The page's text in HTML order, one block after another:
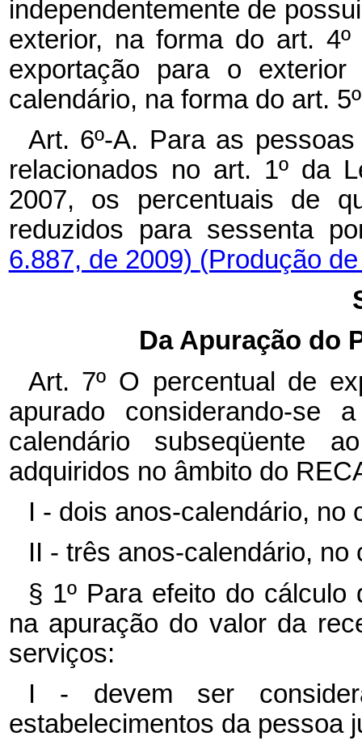
independentemente de
exterior, na forma do art.
exportação para o
calendário, na forma do art.
Art. 6º-A. Para as
relacionados no art. 1º da
2007, os percentuais de
reduzidos para sessenta
6.887, de 2009) (Produção
Da Apuração do
Art. 7º O percentual de
apurado considerando-
calendário subseqüente
adquiridos no âmbito do
I - dois anos-calendário, no
II - três anos-calendário, no
§ 1º Para efeito do
na apuração do valor da
serviços:
I - devem ser
estabelecimentos da pessoa